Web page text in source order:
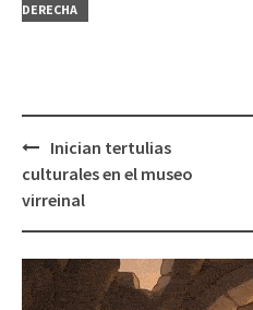
DERECHA
Post
navigation
Inician tertulias
culturales en el museo
virreinal